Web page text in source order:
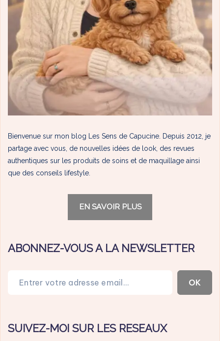
Bienvenue sur mon blog Les Sens de Capucine. Depuis 2012, je
partage avec vous, de nouvelles idées de look, des revues
authentiques sur les produits de soins et de maquillage ainsi
que des conseils lifestyle.
EN SAVOIR PLUS
ABONNEZ-VOUS A LA NEWSLETTER
OK
SUIVEZ-MOI SUR LES RESEAUX